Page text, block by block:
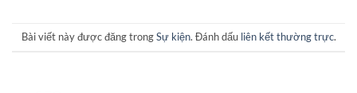
Bài viết này được đăng trongSự kiện. Đánh dấu liên kết thường trực.